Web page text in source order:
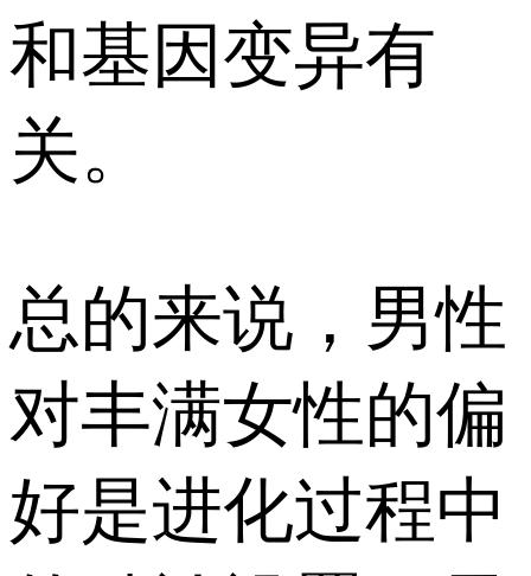
和基因变异有
关。
总的来说，男性
对丰满女性的偏
好是进化过程中